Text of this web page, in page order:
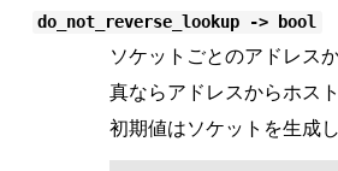
do_not_reverse_lookup -> bool
ソケットごとのアドレス
真ならアドレスからホス
初期値はソケットを生成